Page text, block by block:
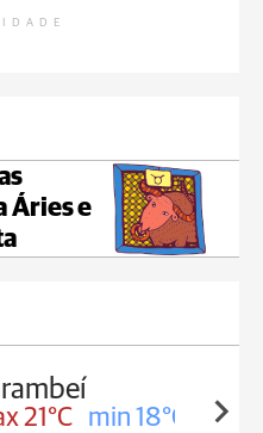
Áries e
21°C min 18°C